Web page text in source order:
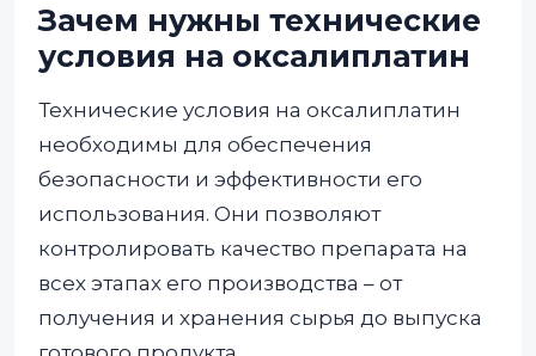
Зачем нужны технические
условия на оксалиплатин
Технические условия на оксалиплатин
необходимы для обеспечения
безопасности и эффективности его
использования. Они позволяют
контролировать качество препарата на
всех этапах его производства – от
получения и хранения сырья до выпуска